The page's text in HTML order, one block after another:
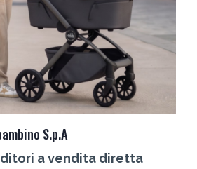
S.p.A
a vendita diretta